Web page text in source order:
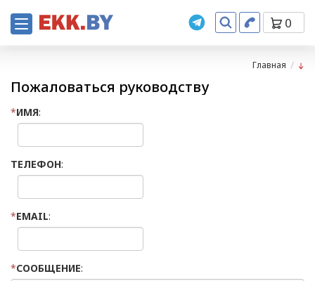
0
Главная
Пожаловаться руководству
*ИМЯ:
ТЕЛЕФОН:
*EMAIL:
*СООБЩЕНИЕ: